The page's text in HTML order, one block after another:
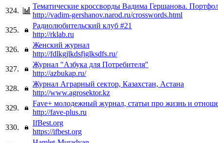
324.
Тематические кроссворды Вадима Гершанова.
http://vadim-gershanov.narod.ru/crosswords.html
325.
Радиолюбительский клуб #21
http://rklab.ru
326.
Женский журнал
http://fdlkgjlkdsfjglksdfs.ru/
327.
Журнал "Азбука для Потребителя"
http://azbukap.ru/
328.
Журнал Аграрный сектор, Казахстан, Астана
http://www.agrosektor.kz
329.
Fave+ молодежный журнал, статьи про жизнь и
http://fave-plus.ru
330.
IfBest.org
https://ifbest.org